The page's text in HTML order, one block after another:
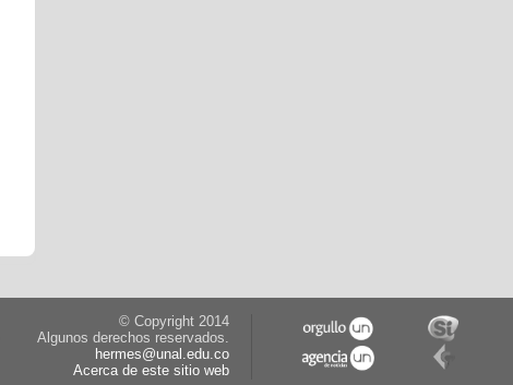
© Copyright 2014
Algunos derechos reservados.
hermes@unal.edu.co
Acerca de este sitio web